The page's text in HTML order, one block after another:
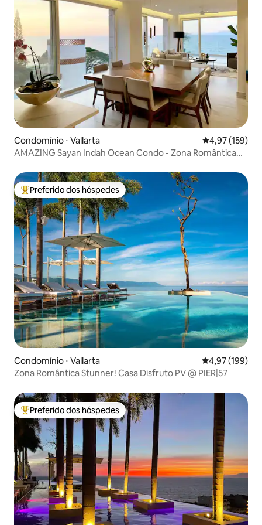
Condomínio ⋅ Vallarta 4,97 de uma
4,97 (159)
AMAZING Sayan Indah Ocean Condo - Zona Romântica
Entre os melhores preferidos dos hóspedes
Preferido dos hóspedes
Condomínio ⋅ Vallarta 4,97 de uma
4,97 (199)
Zona Romântica Stunner! Casa Disfruto PV @ PIER|57
Entre os melhores preferidos dos hóspedes
Preferido dos hóspedes